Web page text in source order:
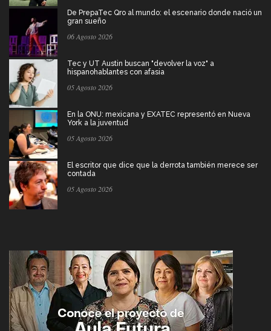
De PrepaTec Qro al mundo: el escenario donde nació un
gran sueño
06 Agosto 2026
Tec y UT Austin buscan "devolver la voz" a
hispanohablantes con afasia
05 Agosto 2026
En la ONU: mexicana y EXATEC representó en Nueva
York a la juventud
05 Agosto 2026
El escritor que dice que la derrota también merece ser
contada
05 Agosto 2026